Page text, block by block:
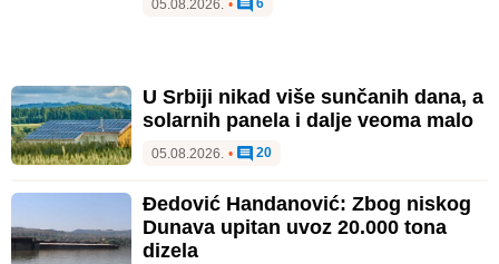
05.08.2026. • 6
U Srbiji nikad više sunčanih dana, a
solarnih panela i dalje veoma malo
05.08.2026. • 20
Đedović Handanović: Zbog niskog
Dunava upitan uvoz 20.000 tona
dizela